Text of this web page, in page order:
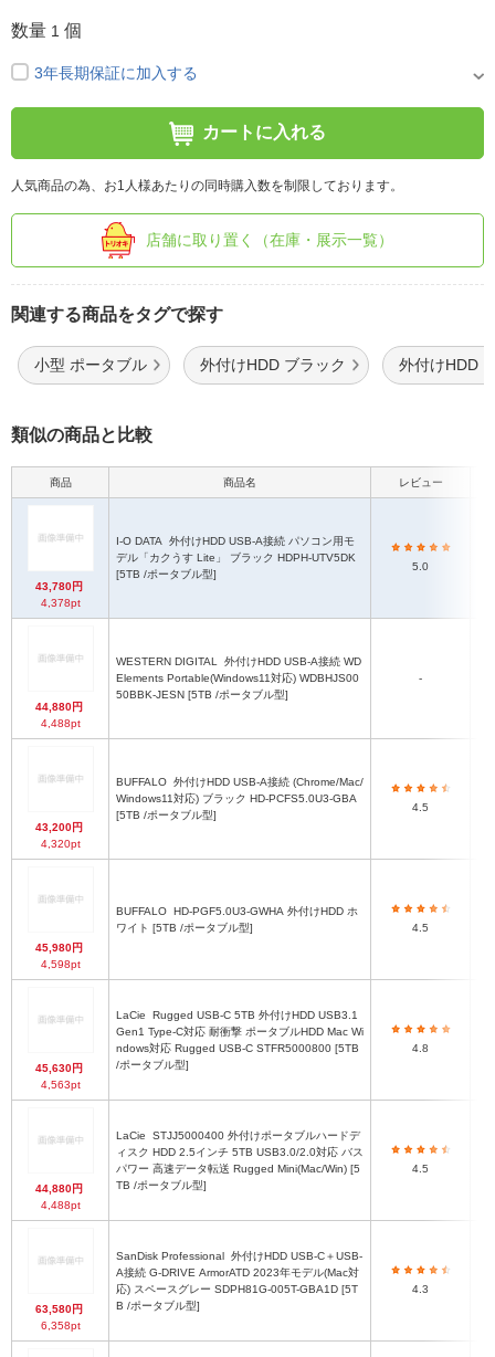
数量 1 個
3年長期保証に加入する
カートに入れる
人気商品の為、お1人様あたりの同時購入数を制限しております。
店舗に取り置く（在庫・展示一覧）
関連する商品をタグで探す
小型 ポータブル 外付けHDD ブラック 外付けHDD
類似の商品と比較
商品 商品名 レビュー
43,780円
4,378pt
I-O DATA
デル「カクうす Lite」 ブラック HDPH-UTV5DK
[5TB /ポータブル型]
5.0
44,880円
4,488pt
WESTERN DIGITAL
Elements Portable(Windows11対応) WDBHJS00
50BBK-JESN [5TB /ポータブル型]
-
43,200円
4,320pt
BUFFALO
Windows11対応) ブラック HD-PCFS5.0U3-GBA
[5TB /ポータブル型]
4.5
45,980円
4,598pt
BUFFALO
ワイト [5TB /ポータブル型]
4.5
45,630円
4,563pt
LaCie
Gen1 Type-C対応 耐衝撃 ポータブルHDD Mac Wi
ndows対応 Rugged USB-C STFR5000800 [5TB
/ポータブル型]
4.8
44,880円
4,488pt
LaCie
ィスク HDD 2.5インチ 5TB USB3.0/2.0対応 バス
パワー 高速データ転送 Rugged Mini(Mac/Win) [5
TB /ポータブル型]
4.5
63,580円
6,358pt
SanDisk Professional
A接続 G-DRIVE ArmorATD 2023年モデル(Mac対
応) スペースグレー SDPH81G-005T-GBA1D [5T
B /ポータブル型]
4.3